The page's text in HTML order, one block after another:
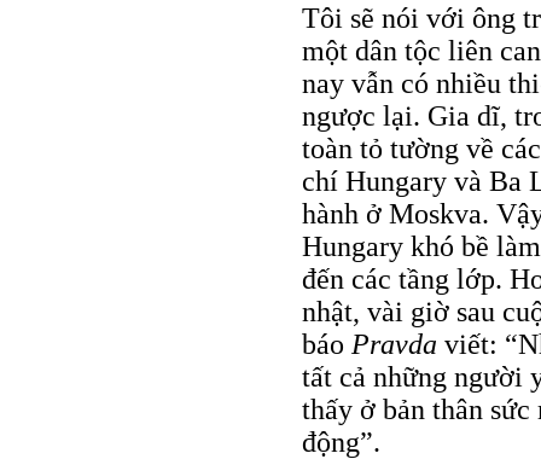
Tôi sẽ nói với ông
một dân tộc liên
nay vẫn có nhiều
ngược lại. Gia dĩ,
toàn tỏ tường về
chí Hungary và Ba
hành ở Moskva.
Hungary khó bề
đến các tầng lớp.
nhật, vài giờ sau
báo Pravda viết:
tất cả những người
thấy ở bản thân sức
động”.